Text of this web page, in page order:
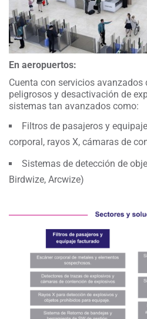
En aeropuertos:
Cuenta con servicios avanzados
peligrosos y desactivación de
sistemas tan avanzados como:
Filtros de pasajeros y
corporal, rayos X, cámaras de
Sistemas de detección de
Birdwize, Arcwize)